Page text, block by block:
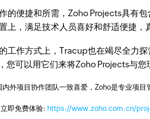
便捷和所需，Zoho Projects具有包
上，满足技术人员喜好和舒适便捷，
作方式上，Tracup也在竭尽全力探
您可以用它们来将Zoho Projects与
内外项目协作团队一致喜爱，Zoho是专业项目
立即免费体验: https://www.zoho.com.cn/